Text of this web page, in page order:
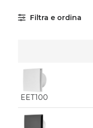
Filtra e ordina
EET100